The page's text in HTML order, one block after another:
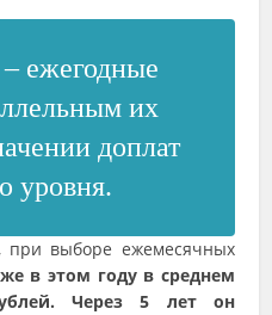
ежегодные
их
доплат
уровня.
при выборе ежемесячных
в этом году в среднем
Через 5 лет он